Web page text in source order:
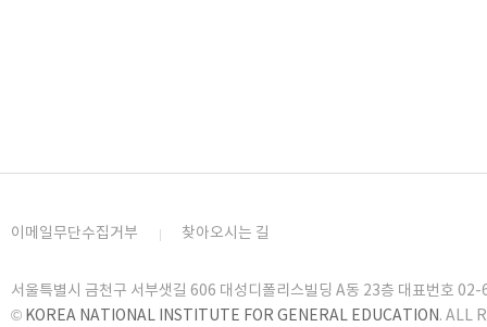
이메일무단수집거부 찾아오시는 길
서울특별시 금천구 서부샛길 606 대성디폴리스빌딩 A동 23층 대표번호
© KOREA NATIONAL INSTITUTE FOR GENERAL EDUCATION. ALL